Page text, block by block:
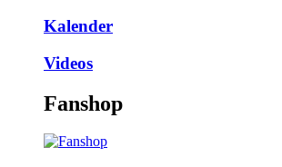
Kalender
Videos
Fanshop